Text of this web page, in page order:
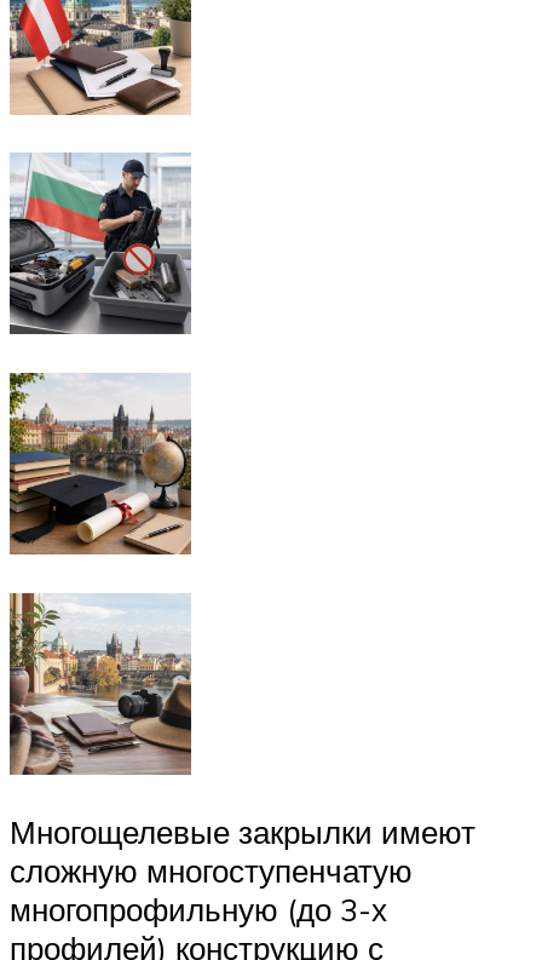
Многощелевые закрылки имеют
сложную многоступенчатую
многопрофильную (до 3-х
профилей) конструкцию с